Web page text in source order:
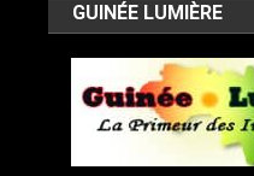
GUINÉE LUMIÈRE